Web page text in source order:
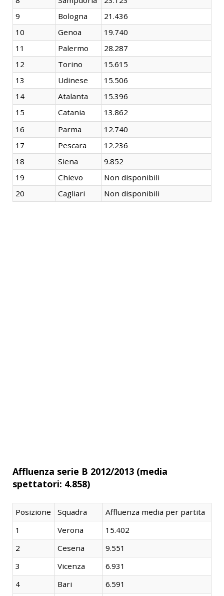
9
Bologna
21.436
10
Genoa
19.740
11
Palermo
28.287
12
Torino
15.615
13
Udinese
15.506
14
Atalanta
15.396
15
Catania
13.862
16
Parma
12.740
17
Pescara
12.236
18
Siena
9.852
19
Chievo
Non disponibili
20
Cagliari Non disponibili
Affluenza serie B 2012/2013 (media
spettatori: 4.858)
Posizione Squadra
Affluenza media per partita
1
Verona
15.402
2
Cesena
9.551
3
Vicenza
6.931
4
Bari
6.591